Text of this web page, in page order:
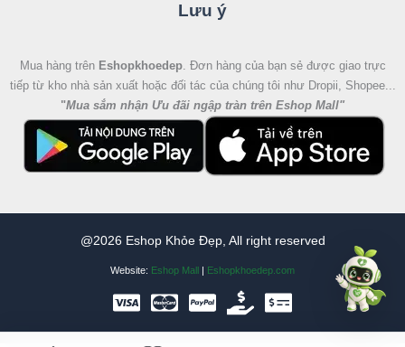
Lưu ý
Mua hàng trên Eshopkhoedep. Đơn hàng của bạn sẻ được giao trực
tiếp từ kho nhà sản xuất hoặc đối tác của chúng tôi như Dropii, Shopee...
"Mua sắm nhận Ưu đãi ngập tràn trên Eshop Mall"
@2026 Eshop Khỏe Đẹp, All right reserved
Website: Eshop Mall | Eshopkhoedep.com